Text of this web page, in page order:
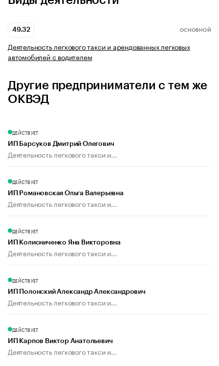
49.32 ОСНОВНОЙ
Деятельность легкового такси и арендованных легковых
автомобилей с водителем
Другие предприниматели с тем же
ОКВЭД
ДЕЙСТВУЕТ
ИП Барсуков Дмитрий Олегович
Деятельность легкового такси и...
ДЕЙСТВУЕТ
ИП Романовская Ольга Валерьевна
Деятельность легкового такси и...
ДЕЙСТВУЕТ
ИП Колисниченко Яна Викторовна
Деятельность легкового такси и...
ДЕЙСТВУЕТ
ИП Полонский Александр Александрович
Деятельность легкового такси и...
ДЕЙСТВУЕТ
ИП Карпов Виктор Анатольевич
Деятельность легкового такси и...